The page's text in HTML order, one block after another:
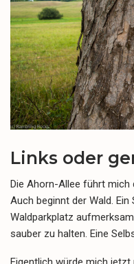
Links oder
Die Ahorn-Allee führt mich
Auch beginnt der Wald.
Waldparkplatz
sauber zu halten. Eine